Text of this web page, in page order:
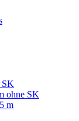
SK
ohne SK
m